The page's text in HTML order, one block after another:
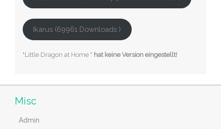
Ikarus (69961 Downloads )
"Little Dragon at Home " hat keine Version eingestellt!
Misc
Admin